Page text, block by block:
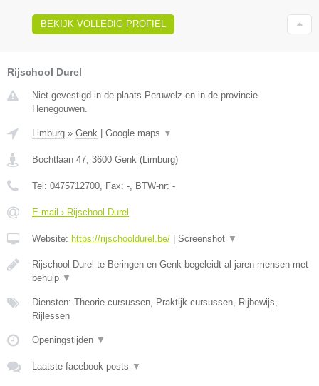
BEKIJK VOLLEDIG PROFIEL
Rijschool Durel
Niet gevestigd in de plaats Peruwelz en in de provincie
Henegouwen.
Limburg » Genk Google maps ▼
Bochtlaan 47, 3600 Genk (Limburg)
Tel: 0475712700, Fax: -, BTW-nr: -
E-mail › Rijschool Durel
Website: https://rijschooldurel.be/ Screenshot ▼
Rijschool Durel te Beringen en Genk begeleidt al jaren mensen met
behulp ▼
Diensten: Theorie cursussen, Praktijk cursussen, Rijbewijs,
Rijlessen
Openingstijden ▼
Laatste facebook posts ▼